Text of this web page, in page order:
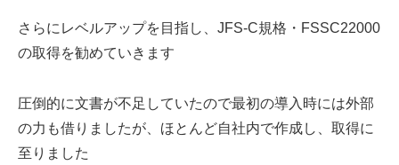
さらにレベルアップを目指し、JFS-C規格・FSSC22000
の取得を勧めていきます
圧倒的に文書が不足していたので最初の導入時には外部
の力も借りましたが、ほとんど自社内で作成し、取得に
至りました